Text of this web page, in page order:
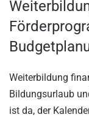
Weiterbildung
Bildungsurlaub
ist da, der